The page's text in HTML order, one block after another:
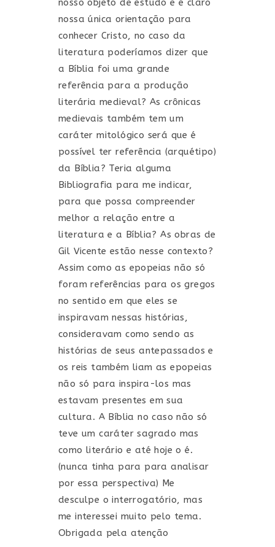
nosso objeto de estudo e é claro
nossa única orientação para
conhecer Cristo, no caso da
literatura poderíamos dizer que
a Bíblia foi uma grande
referência para a produção
literária medieval? As crônicas
medievais também tem um
caráter mitológico será que é
possível ter referência (arquétipo)
da Bíblia? Teria alguma
Bibliografia para me indicar,
para que possa compreender
melhor a relação entre a
literatura e a Bíblia? As obras de
Gil Vicente estão nesse contexto?
Assim como as epopeias não só
foram referências para os gregos
no sentido em que eles se
inspiravam nessas histórias,
consideravam como sendo as
histórias de seus antepassados e
os reis também liam as epopeias
não só para inspira-los mas
estavam presentes em sua
cultura. A Bíblia no caso não só
teve um caráter sagrado mas
como literário e até hoje o é.
(nunca tinha para para analisar
por essa perspectiva) Me
desculpe o interrogatório, mas
me interessei muito pelo tema.
Obrigada pela atenção